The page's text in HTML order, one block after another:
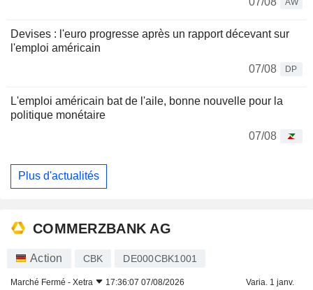
Devises : l'euro progresse après un rapport décevant sur
l'emploi américain
07/08
DP
L'emploi américain bat de l'aile, bonne nouvelle pour la
politique monétaire
07/08
Plus d'actualités
COMMERZBANK AG
Action CBK DE000CBK1001
Marché Fermé - Xetra 17:36:07 07/08/2026 Varia. 1 janv.